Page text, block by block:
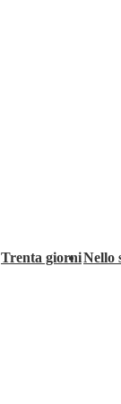
Trenta giorniNello